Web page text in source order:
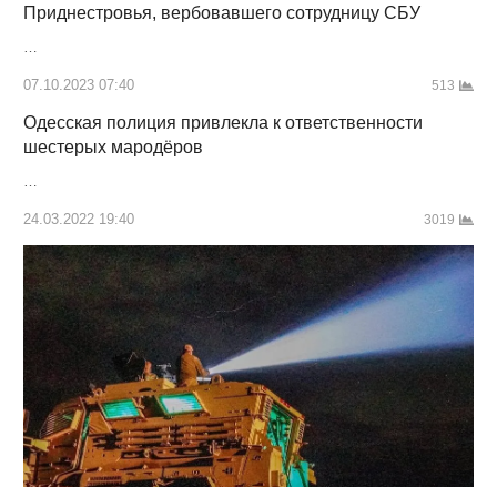
Приднестровья, вербовавшего сотрудницу СБУ
…
07.10.2023 07:40 513
Одесская полиция привлекла к ответственности
шестерых мародёров
…
24.03.2022 19:40 3019